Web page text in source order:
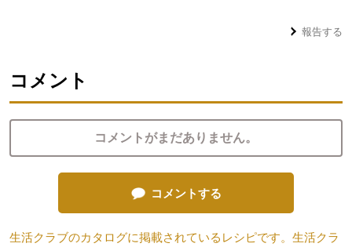
報告する
コメント
コメントがまだありません。
コメントする
生活クラブのカタログに掲載されているレシピです。生活クラ